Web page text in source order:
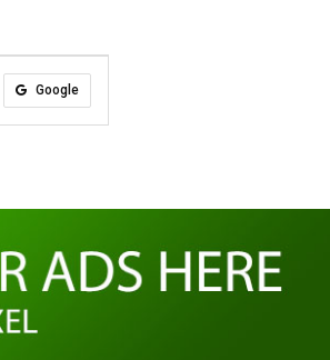
Google